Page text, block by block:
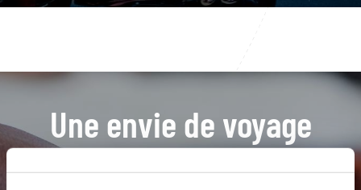
Une envie de voyage
particulière ?